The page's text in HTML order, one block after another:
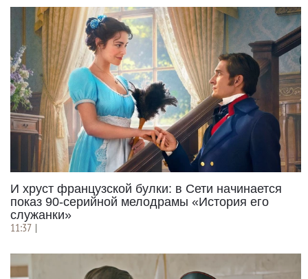
И хруст французской булки: в Сети начинается
показ 90-серийной мелодрамы «История его
служанки»
11:37 |